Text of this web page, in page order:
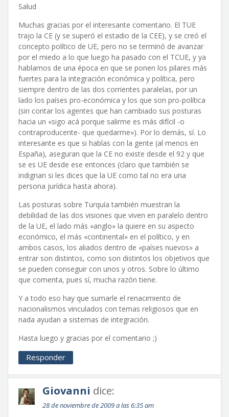
Salud
Muchas gracias por el interesante comentario. El TUE
trajo la CE (y se superó el estadio de la CEE), y se creó el
concepto político de UE, pero no se terminó de avanzar
por el miedo a lo que luego ha pasado con el TCUE, y ya
hablamos de una época en que se ponen los pilares más
fuertes para la integración económica y política, pero
siempre dentro de las dos corrientes paralelas, por un
lado los países pro-económica y los que son pro-política
(sin contar los agentes que han cambiado sus posturas
hacia un «sigo acá porque salirme es más difícil -o
contraproducente- que quedarme»). Por lo demás, sí. Lo
interesante es que si hablas con la gente (al menos en
España), aseguran que la CE no existe desde el 92 y que
se es UE desde ese entonces (claro que también se
indignan si les dices que la UE como tal no era una
persona jurídica hasta ahora).
Las posturas sobre Turquía también muestran la
debilidad de las dos visiones que viven en paralelo dentro
de la UE, el lado más «anglo» la quiere en su aspecto
económico, el más «continental» en el político, y en
ambos casos, los aliados dentro de «países nuevos» a
entrar son distintos, como son distintos los objetivos que
se pueden conseguir con unos y otros. Sobre lo último
que comenta, pues sí, mucha razón tiene.
Y a todo eso hay que sumarle el renacimiento de
nacionalismos vinculados con temas religiosos que en
nada ayudan a sistemas de integración.
Hasta luego y gracias por el comentario ;)
Responder
Giovanni dice:
28 de noviembre de 2009 a las 6:35 am